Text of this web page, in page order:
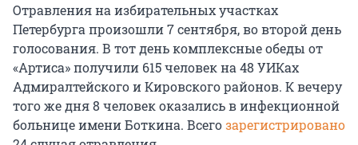
Отравления на избирательных участках
Петербурга произошли 7 сентября, во второй день
голосования. В тот день комплексные обеды от
«Артиса» получили 615 человек на 48 УИКах
Адмиралтейского и Кировского районов. К вечеру
того же дня 8 человек оказались в инфекционной
больнице имени Боткина. Всегозарегистрировано